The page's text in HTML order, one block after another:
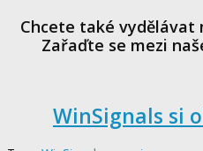
Chcete také vydělávat
Zařaďte se mezi
WinSignals si